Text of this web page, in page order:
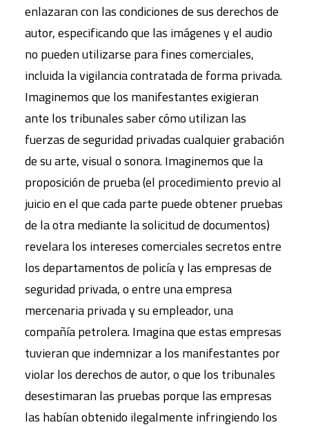
enlazaran con las condiciones de sus derechos de
autor, especificando que las imágenes y el audio
no pueden utilizarse para fines comerciales,
incluida la vigilancia contratada de forma privada.
Imaginemos que los manifestantes exigieran
ante los tribunales saber cómo utilizan las
fuerzas de seguridad privadas cualquier grabación
de su arte, visual o sonora. Imaginemos que la
proposición de prueba (el procedimiento previo al
juicio en el que cada parte puede obtener pruebas
de la otra mediante la solicitud de documentos)
revelara los intereses comerciales secretos entre
los departamentos de policía y las empresas de
seguridad privada, o entre una empresa
mercenaria privada y su empleador, una
compañía petrolera. Imagina que estas empresas
tuvieran que indemnizar a los manifestantes por
violar los derechos de autor, o que los tribunales
desestimaran las pruebas porque las empresas
las habían obtenido ilegalmente infringiendo los